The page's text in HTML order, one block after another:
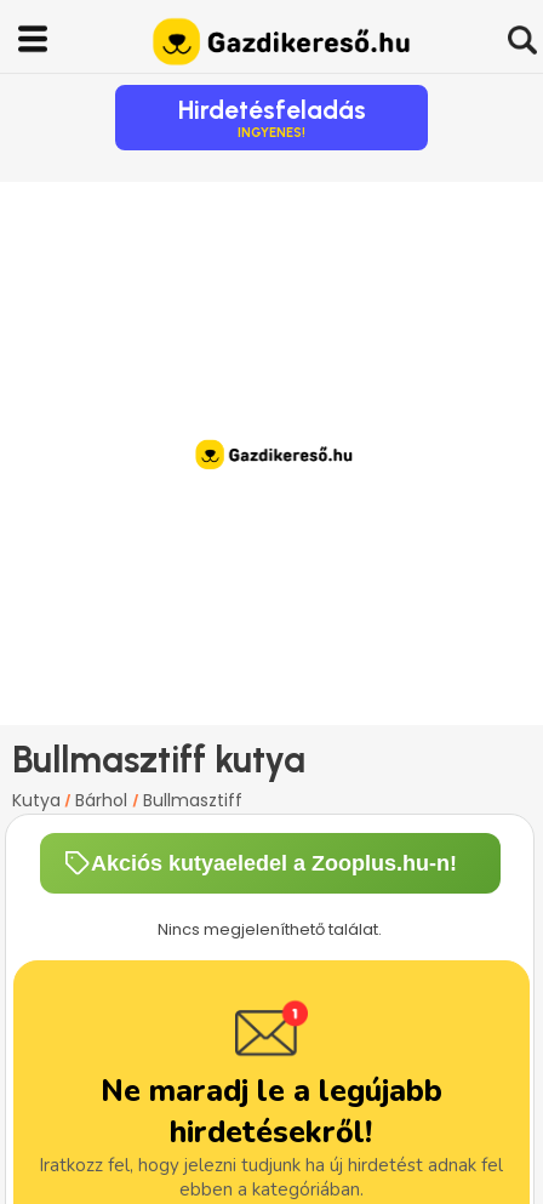
Hirdetésfeladás
INGYENES!
Bullmasztiff kutya
Kutya / Bárhol / Bullmasztiff
Akciós kutyaeledel a Zooplus.hu-n!
Nincs megjeleníthető találat.
Ne maradj le a legújabb
hirdetésekről!
Iratkozz fel, hogy jelezni tudjunk ha új hirdetést adnak fel
ebben a kategóriában.